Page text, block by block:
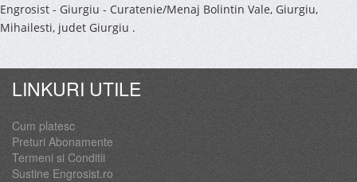
Engrosist - Giurgiu - Curatenie/Menaj Bolintin Vale, Giurgiu,
Mihailesti, judet Giurgiu .
LINKURI UTILE
Cum platesc
Preturi Abonamente
Termeni si Conditii
Sustine Engrosist.ro